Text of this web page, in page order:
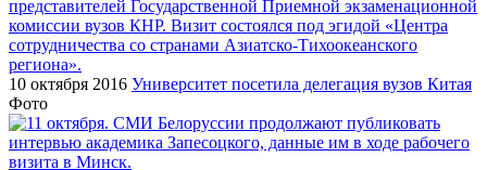
10 октября 2016 Университет посетила делегация вузов Китая
Фото